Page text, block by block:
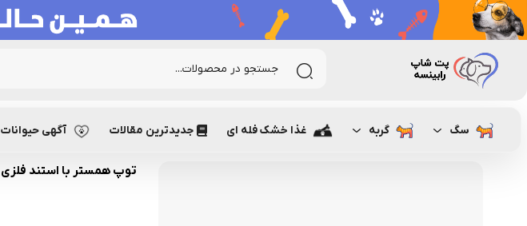
سگ گربه غذا خشک فله ای جدیدترین مقالات آگهی حیوانات رابینسه جوندگان اسباب بازی همستر توپ همستر با استند فلزی
توپ همستر با استند فلزی